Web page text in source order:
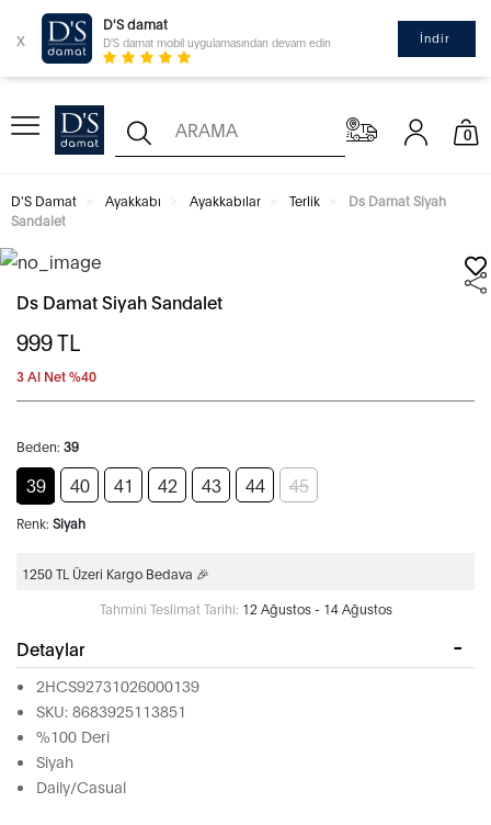
x
D'S damat
D'S damat mobil uygulamasından devam edin İndir
0
D'S Damat Ayakkabı Ayakkabılar Terlik
Ds Damat Siyah
Sandalet
Ds Damat Siyah Sandalet
999TL
3 Al Net %40
Beden: 39
39 40 41 42 43 44 45
Renk: Siyah
1250 TL Üzeri Kargo Bedava 🎉
Tahmini Teslimat Tarihi: 12 Ağustos - 14 Ağustos
Detaylar
2HCS92731026000139
SKU: 8683925113851
%100 Deri
Siyah
Daily/Casual